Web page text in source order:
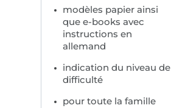
modèles papier ainsi
que e-books avec
instructions en
allemand
indication du niveau de
difficulté
pour toute la famille